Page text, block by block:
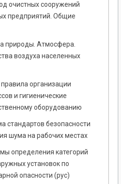
очистных сооружений
предприятий. Общие
природы. Атмосфера.
воздуха населенных
организации
и гигиенические
оборудованию
стандартов безопасности
шума на рабочих местах
определения категорий
установок по
опасности (рус)